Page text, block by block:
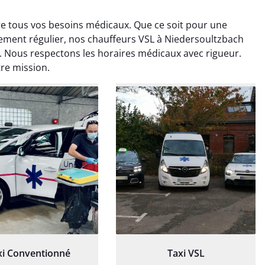
tous vos besoins médicaux. Que ce soit pour une
régulier, nos chauffeurs VSL à Niedersoultzbach
respectons les horaires médicaux avec rigueur.
mission.
Conventionné Taxi VSL
Deschamps
janvier 2025
du transport,
bien déroulé.
à l’écoute et
patient.
Jérémy Ferrand
8 septembre 2024
Transport ponctuel et
personnel très attentionné.
Très satisfait du service.